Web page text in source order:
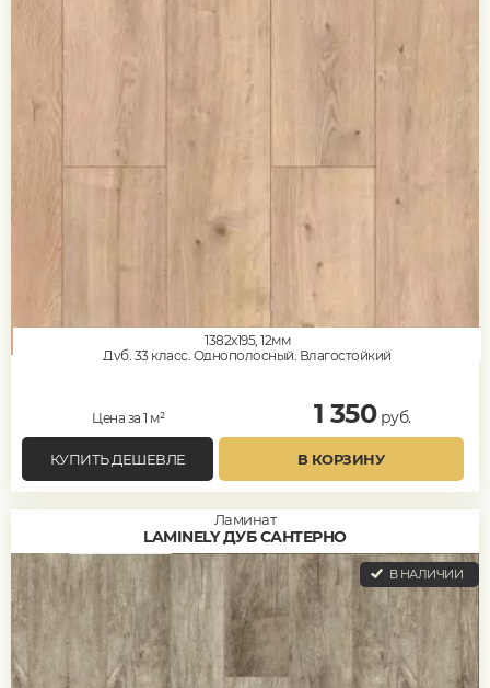
1382x195, 12мм
Дуб, 33 класс, Однополосный, Влагостойкий
Цена за 1 м² 1 350руб.
КУПИТЬ ДЕШЕВЛЕ В КОРЗИНУ
Ламинат
LAMINELY ДУБ САНТЕРНО
В НАЛИЧИИ